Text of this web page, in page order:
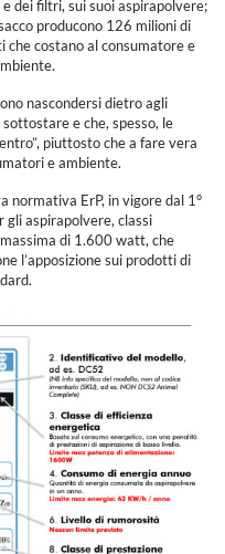
dei filtri, sui suoi aspirapolvere;
producono 126 milioni di
che costano al consumatore e
nascondersi dietro agli
e che, spesso, le
piuttosto che a fare vera
e ambiente.
normativa ErP, in vigore dal 1°
gli aspirapolvere, classi
di 1.600 watt, che
l’apposizione sui prodotti di